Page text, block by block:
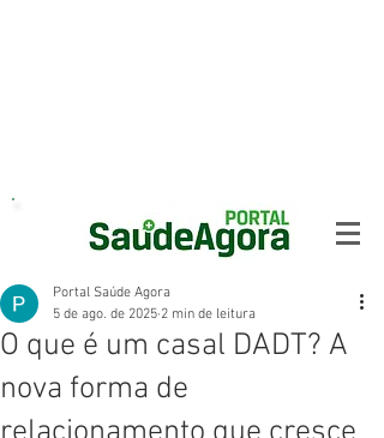
O que é um casal DADT? A
nova forma de
Portal Saúde Agora
5 de ago. de 2025 2 min de leitura